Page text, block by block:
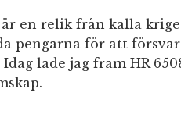
en relik från kalla
pengarna för att
Idag lade jag fram HR